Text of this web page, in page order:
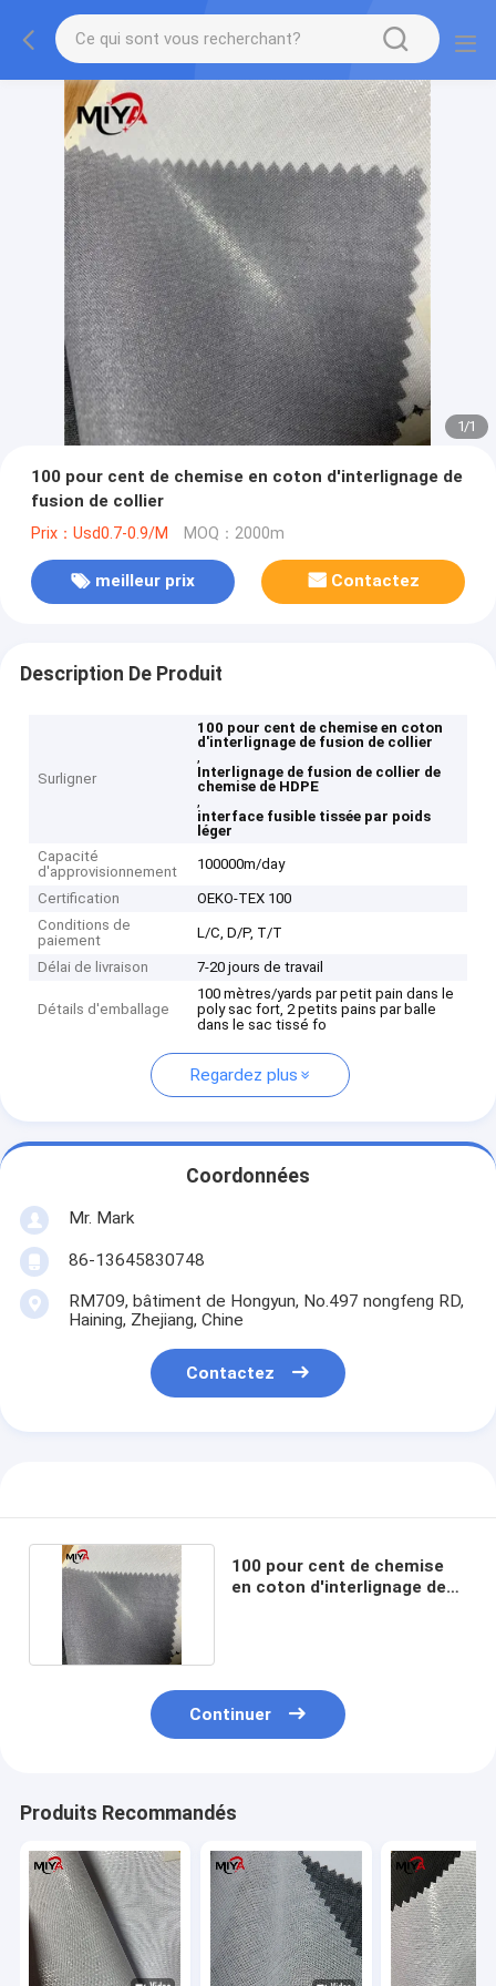
1/1
100 pour cent de chemise en coton d'interlignage de
fusion de collier
Prix：Usd0.7-0.9/M MOQ：2000m
meilleur prix Contactez
Description De Produit
Surligner
100 pour cent de chemise en coton
d'interlignage de fusion de collier
,
Interlignage de fusion de collier de
chemise de HDPE
,
interface fusible tissée par poids
léger
Capacité
d'approvisionnement
100000m/day
Certification
OEKO-TEX 100
Conditions de
paiement
L/C, D/P, T/T
Délai de livraison 7-20 jours de travail
Détails d'emballage
100 mètres/yards par petit pain dans le
poly sac fort, 2 petits pains par balle
dans le sac tissé fo
Regardez plus
Coordonnées
Mr. Mark
86-13645830748
RM709, bâtiment de Hongyun, No.497 nongfeng RD,
Haining, Zhejiang, Chine
Contactez
100 pour cent de chemise
en coton d'interlignage de
Continuer
Produits Recommandés